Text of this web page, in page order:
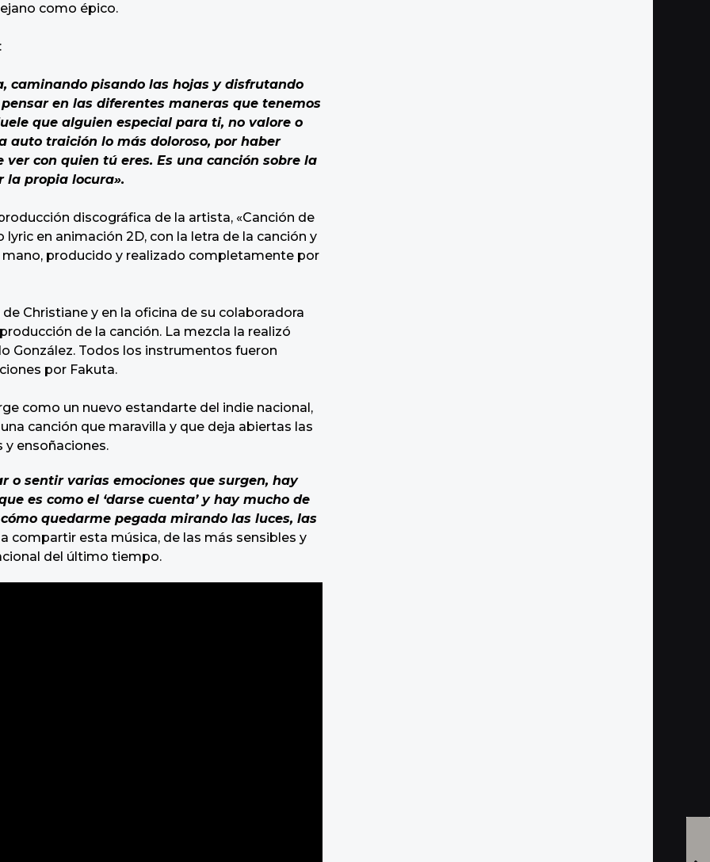
como épico.
caminando pisando las hojas y disfrutando
en las diferentes maneras que tenemos
que alguien especial para ti, no valore o
auto traición lo más doloroso, por haber
con quien tú eres. Es una canción sobre la
la propia locura».
discográfica de la artista, «Canción de
en animación 2D, con la letra de la canción y
producido y realizado completamente por
Christiane y en la oficina de su colaboradora
de la canción. La mezcla la realizó
González. Todos los instrumentos fueron
por Fakuta.
como un nuevo estandarte del indie nacional,
canción que maravilla y que deja abiertas las
y ensoñaciones.
o sentir varias emociones que surgen, hay
es como el ‘darse cuenta’ y hay mucho de
quedarme pegada mirando las luces, las
compartir esta música, de las más sensibles y
del último tiempo.